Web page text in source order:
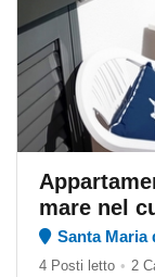
mare nel
Santa Maria
4 Posti letto • 2